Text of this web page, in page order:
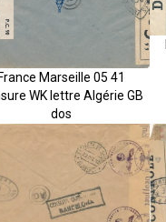
France Marseille 05 41
WK lettre Algérie GB
dos